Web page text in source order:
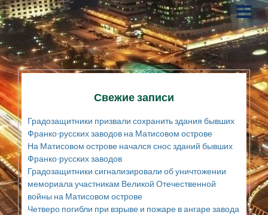
П
е
р
е
й
т
и
с
д
е
р
а
н
и
ю
Свежие записи
Градозащитники призвали сохранить здания бывших
Франко-русских заводов на Матисовом острове
На Матисовом острове начался снос зданий бывших
Франко-русских заводов
Градозащитники сигнализировали об уничтожении
мемориала участникам Великой Отечественной
войны на Матисовом острове
Четверо погибли при взрыве и пожаре в ангаре завода